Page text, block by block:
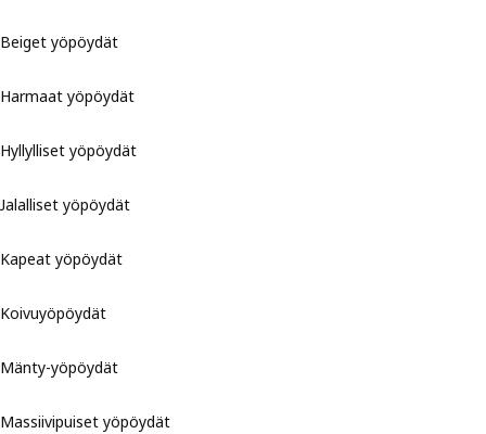
Beiget yöpöydät
Harmaat yöpöydät
Hyllylliset yöpöydät
Jalalliset yöpöydät
Kapeat yöpöydät
Koivuyöpöydät
Mänty-yöpöydät
Massiivipuiset yöpöydät